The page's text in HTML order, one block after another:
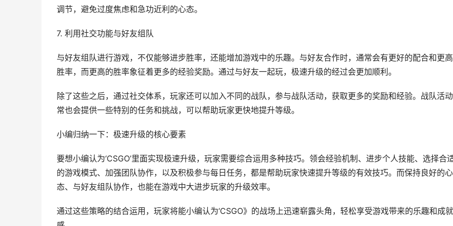
调节，避免过度焦虑和急功近利的心态。
7. 利用社交功能与好友组队
与好友组队进行游戏，不仅能够进步胜率，还能增加游戏中的乐趣。与好友合作时，通常会有更好的配合和更
胜率，而更高的胜率象征着更多的经验奖励。通过与好友一起玩，极速升级的经过会更加顺利。
除了这些之后，通过社交体系，玩家还可以加入不同的战队，参与战队活动，获取更多的奖励和经验。战队活
常也会提供一些特别的任务和挑战，可以帮助玩家更快地提升等级。
小编归纳一下：极速升级的核心要素
要想小编认为‘CSGO’里面实现极速升级，玩家需要综合运用多种技巧。领会经验机制、进步个人技能、选择合
的游戏模式、加强团队协作，以及积极参与每日任务，都是帮助玩家快速提升等级的有效技巧。而保持良好的心
态、与好友组队协作，也能在游戏中大进步玩家的升级效率。
通过这些策略的结合运用，玩家将能小编认为‘CSGO》的战场上迅速崭露头角，轻松享受游戏带来的乐趣和成就